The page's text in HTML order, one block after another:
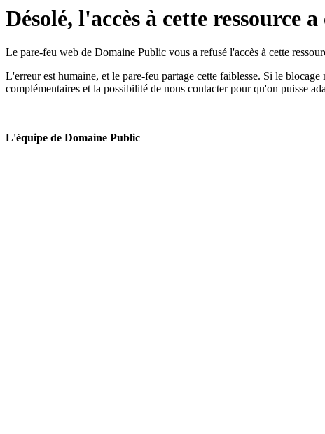
Désolé, l'accès à cette ressource
Le pare-feu web de Domaine Public vous a refusé l'accès à cette
L'erreur est humaine, et le pare-feu partage cette faiblesse. Si le
complémentaires et la possibilité de nous contacter pour qu'on puisse
L'équipe de Domaine Public